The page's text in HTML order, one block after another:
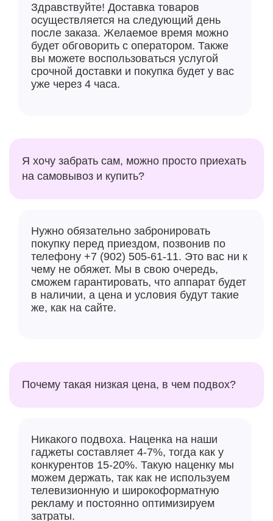
Здравствуйте! Доставка товаров
осуществляется на следующий день
после заказа. Желаемое время можно
будет обговорить с оператором. Также
вы можете воспользоваться услугой
срочной доставки и покупка будет у вас
уже через 4 часа.
Я хочу забрать сам, можно просто приехать
на самовывоз и купить?
Нужно обязательно забронировать
покупку перед приездом, позвонив по
телефону +7 (902) 505-61-11. Это вас ни к
чему не обяжет. Мы в свою очередь,
сможем гарантировать, что аппарат будет
в наличии, а цена и условия будут такие
же, как на сайте.
Почему такая низкая цена, в чем подвох?
Никакого подвоха. Наценка на наши
гаджеты составляет 4-7%, тогда как у
конкурентов 15-20%. Такую наценку мы
можем держать, так как не используем
телевизионную и широкоформатную
рекламу и постоянно оптимизируем
затраты.